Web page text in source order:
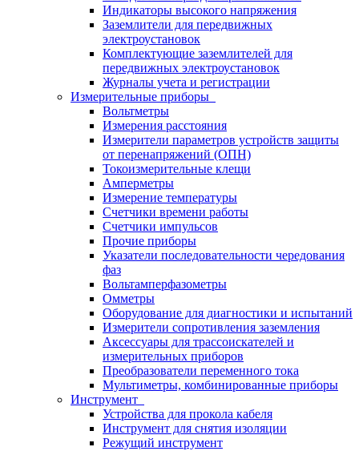
Индикаторы высокого напряжения
Заземлители для передвижных
электроустановок
Комплектующие заземлителей для
передвижных электроустановок
Журналы учета и регистрации
Измерительные приборы
Вольтметры
Измерения расстояния
Измерители параметров устройств защиты
от перенапряжений (ОПН)
Токоизмерительные клещи
Амперметры
Измерение температуры
Счетчики времени работы
Счетчики импульсов
Прочие приборы
Указатели последовательности чередования
фаз
Вольтамперфазометры
Омметры
Оборудование для диагностики и испытаний
Измерители сопротивления заземления
Аксессуары для трассоискателей и
измерительных приборов
Преобразователи переменного тока
Мультиметры, комбинированные приборы
Инструмент
Устройства для прокола кабеля
Инструмент для снятия изоляции
Режущий инструмент